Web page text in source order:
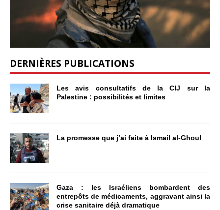
DERNIÈRES PUBLICATIONS
Les avis consultatifs de la CIJ sur la
Palestine : possibilités et limites
La promesse que j’ai faite à Ismail al-Ghoul
Gaza : les Israéliens bombardent des
entrepôts de médicaments, aggravant ainsi la
crise sanitaire déjà dramatique